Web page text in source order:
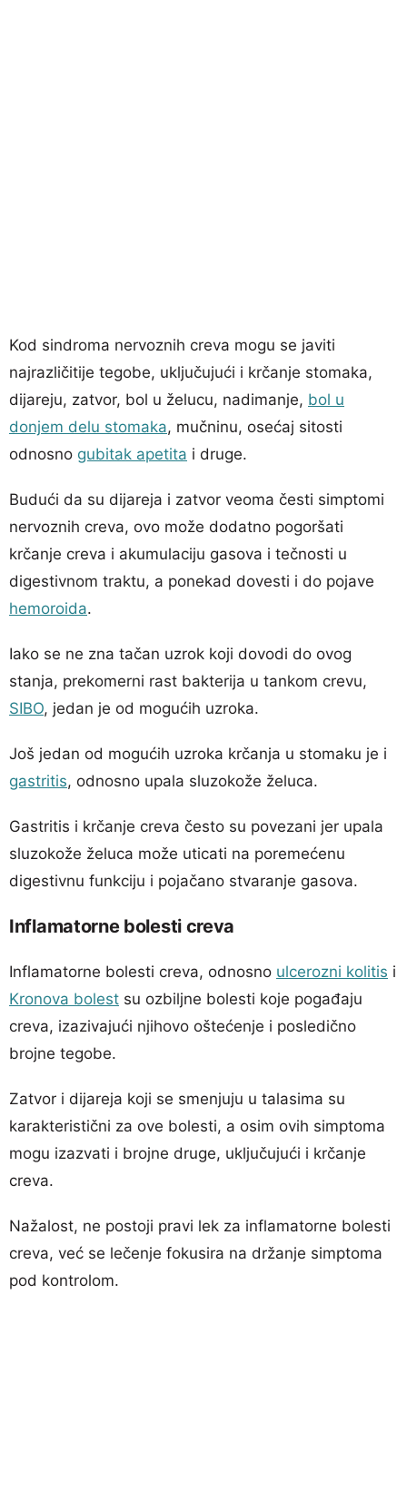
Kod sindroma nervoznih creva mogu se javiti
najrazličitije tegobe, uključujući i krčanje stomaka,
dijareju, zatvor, bol u želucu, nadimanje, bol u
donjem delu stomaka, mučninu, osećaj sitosti
odnosno gubitak apetita i druge.
Budući da su dijareja i zatvor veoma česti simptomi
nervoznih creva, ovo može dodatno pogoršati
krčanje creva i akumulaciju gasova i tečnosti u
digestivnom traktu, a ponekad dovesti i do pojave
hemoroida.
Iako se ne zna tačan uzrok koji dovodi do ovog
stanja, prekomerni rast bakterija u tankom crevu,
SIBO, jedan je od mogućih uzroka.
Još jedan od mogućih uzroka krčanja u stomaku je i
gastritis, odnosno upala sluzokože želuca.
Gastritis i krčanje creva često su povezani jer upala
sluzokože želuca može uticati na poremećenu
digestivnu funkciju i pojačano stvaranje gasova.
Inflamatorne bolesti creva
Inflamatorne bolesti creva, odnosno ulcerozni kolitis i
Kronova bolest su ozbiljne bolesti koje pogađaju
creva, izazivajući njihovo oštećenje i posledično
brojne tegobe.
Zatvor i dijareja koji se smenjuju u talasima su
karakteristični za ove bolesti, a osim ovih simptoma
mogu izazvati i brojne druge, uključujući i krčanje
creva.
Nažalost, ne postoji pravi lek za inflamatorne bolesti
creva, već se lečenje fokusira na držanje simptoma
pod kontrolom.